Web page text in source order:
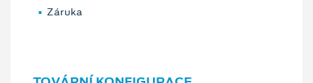
Záruka